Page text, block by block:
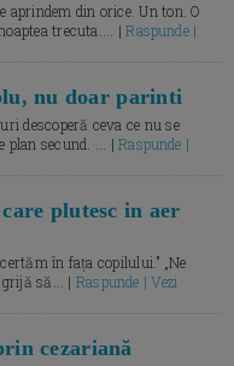
aprindem din orice. Un ton. O
trecuta.... |Raspunde |
nu doar parinti
descoperă ceva ce nu se
plan secund. ... |Raspunde |
plutesc in aer
în fața copilului.” „Ne
să... | Raspunde | Vezi
cezariană